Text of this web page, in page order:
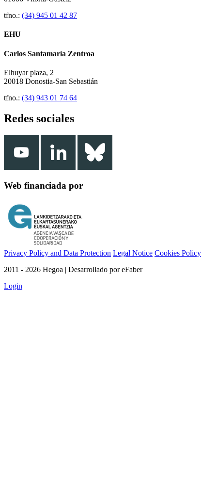
tfno.: (34) 945 01 42 87
EHU
Carlos Santamaría Zentroa
Elhuyar plaza, 2
20018 Donostia-San Sebastián
tfno.: (34) 943 01 74 64
Redes sociales
Web financiada por
Privacy Policy and Data Protection Legal Notice Cookies Policy
2011 - 2026 Hegoa | Desarrollado por eFaber
Login